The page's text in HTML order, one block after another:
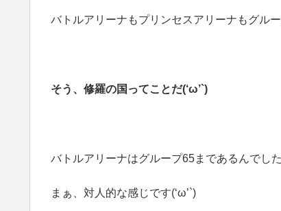
バトルアリーナもプリンセスアリーナもグル
そう、修羅の国ってことだ(‘ω’`)
バトルアリーナはグループ65まであるんでした
まぁ、対人的な感じです(‘ω’`)